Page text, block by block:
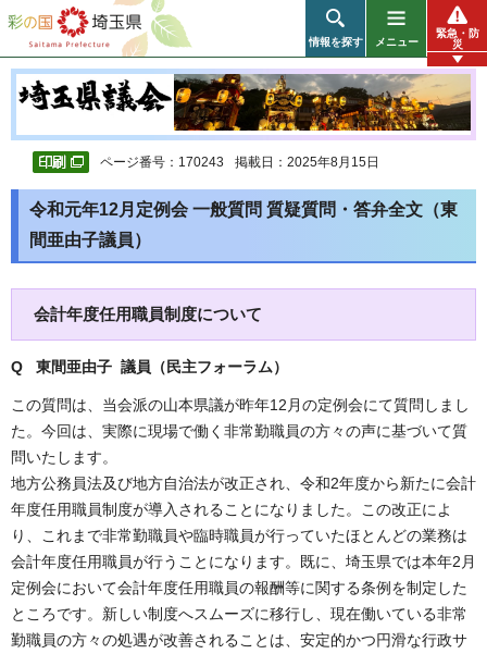
彩の国 埼玉県
情報を探す メニュー
緊急・防
災
ページ番号：170243 掲載日：2025年8月15日
令和元年12月定例会 一般質問 質疑質問・答弁全文（東
間亜由子議員）
会計年度任用職員制度について
Q 東間亜由子 議員（民主フォーラム）
この質問は、当会派の山本県議が昨年12月の定例会にて質問しまし
た。今回は、実際に現場で働く非常勤職員の方々の声に基づいて質
問いたします。
地方公務員法及び地方自治法が改正され、令和2年度から新たに会計
年度任用職員制度が導入されることになりました。この改正によ
り、これまで非常勤職員や臨時職員が行っていたほとんどの業務は
会計年度任用職員が行うことになります。既に、埼玉県では本年2月
定例会において会計年度任用職員の報酬等に関する条例を制定した
ところです。新しい制度へスムーズに移行し、現在働いている非常
勤職員の方々の処遇が改善されることは、安定的かつ円滑な行政サ